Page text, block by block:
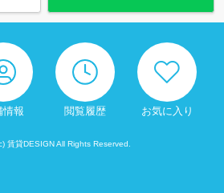
情報 閲覧履歴 お気に入り
賃貸DESIGN All Rights Reserved.